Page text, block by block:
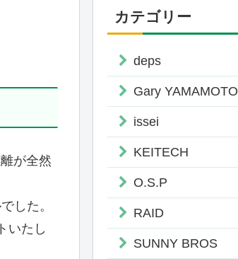
が全然
した。
いたし
カテゴリー
deps
Gary YAMAMOTO
issei
KEITECH
O.S.P
RAID
SUNNY BROS